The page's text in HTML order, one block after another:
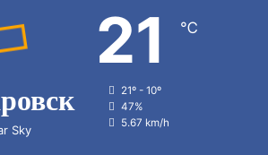
Sky
21 ℃
21º - 10º
47%
5.67 km/h